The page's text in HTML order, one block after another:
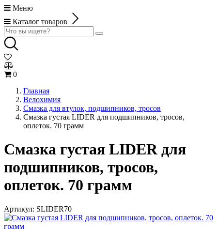
Меню
Каталог товаров
0
Главная
Велохимия
Смазка для втулок, подшипников, тросов
Смазка густая LIDER для подшипников, тросов,
оплеток. 70 грамм
Смазка густая LIDER для
подшипников, тросов,
оплеток. 70 грамм
Артикул: SLIDER70